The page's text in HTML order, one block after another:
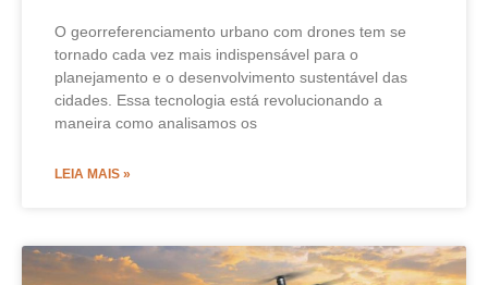
O georreferenciamento urbano com drones tem se
tornado cada vez mais indispensável para o
planejamento e o desenvolvimento sustentável das
cidades. Essa tecnologia está revolucionando a
maneira como analisamos os
LEIA MAIS »